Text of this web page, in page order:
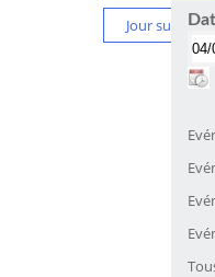
Jour suivant